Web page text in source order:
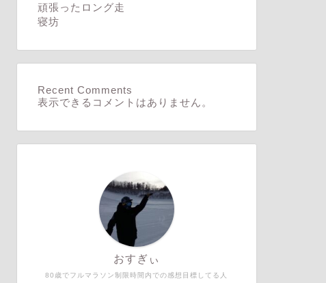
頑張ったロング走
寝坊
Recent Comments
表示できるコメントはありません。
80歳でフルマラソン制限時間内での感想目標してる人
おすぎぃ